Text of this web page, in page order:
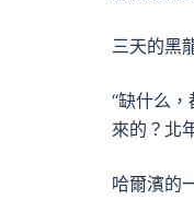
三天的黑
“缺什么
來的？北
哈爾濱的